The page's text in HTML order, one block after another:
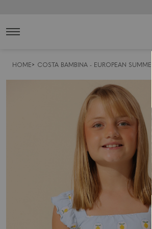
HOME COSTA BAMBINA - EUROPEAN SUMMER